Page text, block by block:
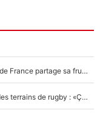
Mis de côté par Fabien Galthié, un joueur du XV de France partage sa frustration : «ils ne me l’ont pas dit tout de suite»
La raison d'être de Matthieu Jalibert en dehors des terrains de rugby : «Ça m'atteint autant que si tu touches à un membre de ma famille»